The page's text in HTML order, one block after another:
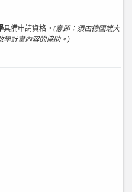
具備申請資格。 (意即：須由德國端大
學計畫內容的協助。)